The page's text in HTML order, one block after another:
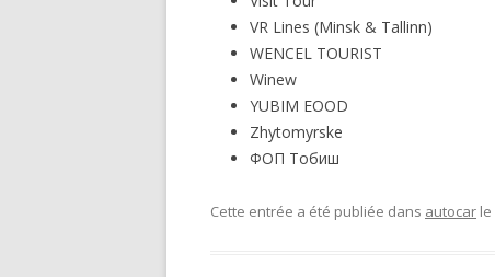
VR Lines (Minsk & Tallinn)
WENCEL TOURIST
Winew
YUBIM EOOD
Zhytomyrske
ФОП Тобиш
Cette entrée a été publiée dans autocar le